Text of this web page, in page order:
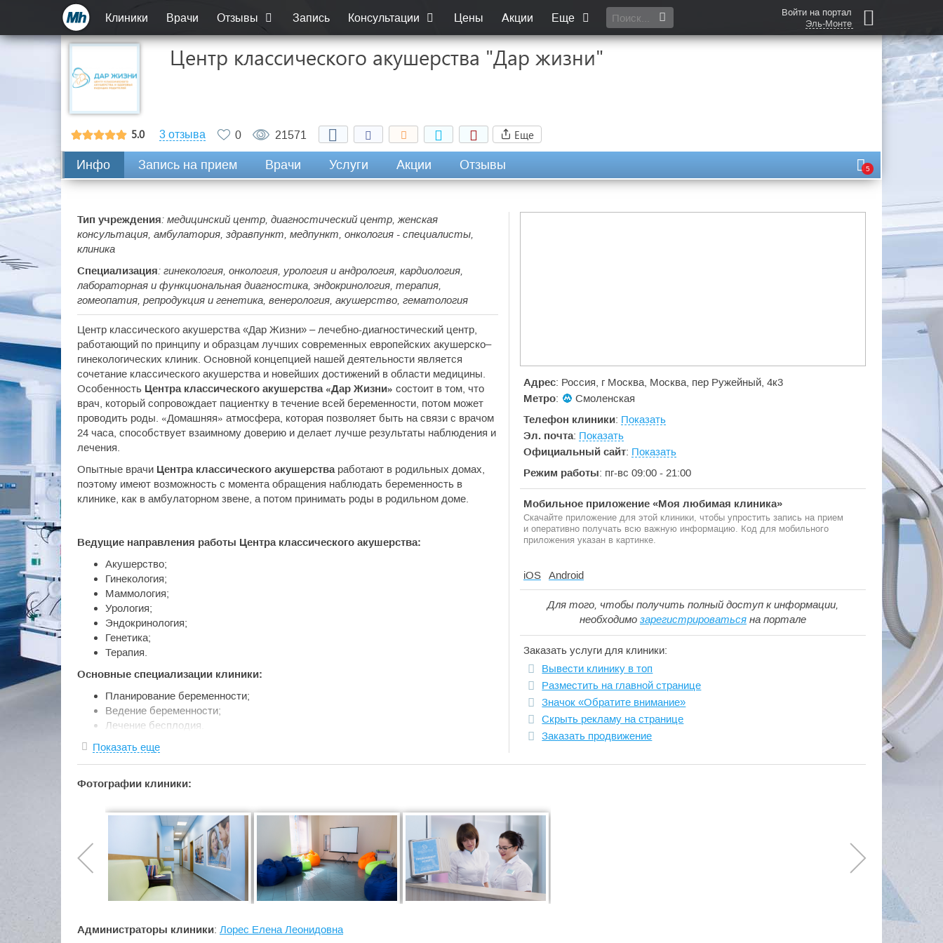
Клиники Врачи Отзывы Запись Консультации Цены Акции Еще
Войти на портал
Эль-Монте
Центр классического акушерства "Дар жизни"
5.0 3 отзыва 0 21571 Еще
Инфо Запись на прием Врачи Услуги Акции Отзывы 5
Адрес: Россия, г Москва, Москва, пер Ружейный, 4к3
Метро:
Смоленская
Телефон клиники: Показать
Эл. почта: Показать
Официальный сайт: Показать
Режим работы: пг-вс 09:00 - 21:00
Мобильное приложение «Моя любимая клиника»
Скачайте приложение для этой клиники, чтобы упростить запись на прием
и оперативно получать всю важную информацию. Код для мобильного
приложения указан в картинке.
iOS Android
Для того, чтобы получить полный доступ к информации,
необходимо зарегистрироваться на портале
Заказать услуги для клиники:
Вывести клинику в топ
Разместить на главной странице
Значок «Обратите внимание»
Скрыть рекламу на странице
Заказать продвижение
Тип учреждения: медицинский центр, диагностический центр, женская
консультация, амбулатория, здравпункт, медпункт, онкология - специалисты,
клиника
Специализация: гинекология, онкология, урология и андрология, кардиология,
лабораторная и функциональная диагностика, эндокринология, терапия,
гомеопатия, репродукция и генетика, венерология, акушерство, гематология
Центр классического акушерства «Дар Жизни» – лечебно-диагностический центр,
работающий по принципу и образцам лучших современных европейских акушерско–
гинекологических клиник. Основной концепцией нашей деятельности является
сочетание классического акушерства и новейших достижений в области медицины.
Особенность Центра классического акушерства «Дар Жизни» состоит в том, что
врач, который сопровождает пациентку в течение всей беременности, потом может
проводить роды. «Домашняя» атмосфера, которая позволяет быть на связи с врачом
24 часа, способствует взаимному доверию и делает лучше результаты наблюдения и
лечения.
Опытные врачи Центра классического акушерства работают в родильных домах,
поэтому имеют возможность с момента обращения наблюдать беременность в
клинике, как в амбулаторном звене, а потом принимать роды в родильном доме.
Ведущие направления работы Центра классического акушерства:
Акушерство;
Гинекология;
Маммология;
Урология;
Эндокринология;
Генетика;
Терапия.
Основные специализации клиники:
Планирование беременности;
Ведение беременности;
Лечение бесплодия.
Клиника оказывает широкий спектр услуг по диагностике и лечению:
гинекологических заболеваний;
заболеваний урогенитальной сферы у мужчин и женщин;
эндокринной патологии;
ультразвуковой диагностике экспертного уровня.
Одно из приоритетных направлений клиники - сопровождение беременности.
Специалисты клиники ведут беременность:
после ЭКО;
с привычным невынашиванием;
с миомой матки;
Показать еще
Фотографии клиники:
Администраторы клиники: Лорес Елена Леонидовна